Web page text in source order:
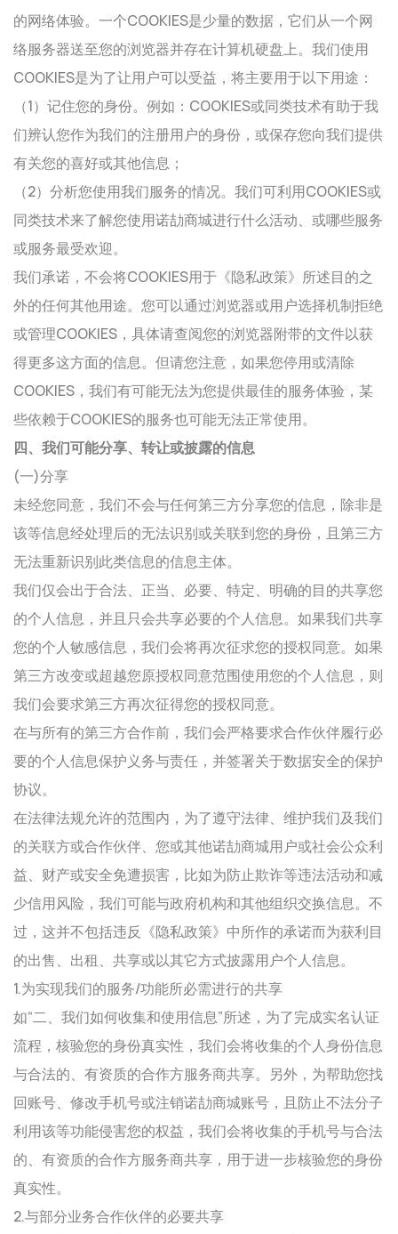
的网络体验。一个COOKIES是少量的数据，它们从一个网
络服务器送至您的浏览器并存在计算机硬盘上。我们使用
COOKIES是为了让用户可以受益，将主要用于以下用途：
（1）记住您的身份。例如：COOKIES或同类技术有助于我
们辨认您作为我们的注册用户的身份，或保存您向我们提供
有关您的喜好或其他信息；
（2）分析您使用我们服务的情况。我们可利用COOKIES或
同类技术来了解您使用诺劼商城进行什么活动、或哪些服务
或服务最受欢迎。
我们承诺，不会将COOKIES用于《隐私政策》所述目的之
外的任何其他用途。您可以通过浏览器或用户选择机制拒绝
或管理COOKIES，具体请查阅您的浏览器附带的文件以获
得更多这方面的信息。但请您注意，如果您停用或清除
COOKIES，我们有可能无法为您提供最佳的服务体验，某
些依赖于COOKIES的服务也可能无法正常使用。
四、我们可能分享、转让或披露的信息
(一)分享
未经您同意，我们不会与任何第三方分享您的信息，除非是
该等信息经处理后的无法识别或关联到您的身份，且第三方
无法重新识别此类信息的信息主体。
我们仅会出于合法、正当、必要、特定、明确的目的共享您
的个人信息，并且只会共享必要的个人信息。如果我们共享
您的个人敏感信息，我们会将再次征求您的授权同意。如果
第三方改变或超越您原授权同意范围使用您的个人信息，则
我们会要求第三方再次征得您的授权同意。
在与所有的第三方合作前，我们会严格要求合作伙伴履行必
要的个人信息保护义务与责任，并签署关于数据安全的保护
协议。
在法律法规允许的范围内，为了遵守法律、维护我们及我们
的关联方或合作伙伴、您或其他诺劼商城用户或社会公众利
益、财产或安全免遭损害，比如为防止欺诈等违法活动和减
少信用风险，我们可能与政府机构和其他组织交换信息。不
过，这并不包括违反《隐私政策》中所作的承诺而为获利目
的出售、出租、共享或以其它方式披露用户个人信息。
1.为实现我们的服务/功能所必需进行的共享
如“二、我们如何收集和使用信息”所述，为了完成实名认证
流程，核验您的身份真实性，我们会将收集的个人身份信息
与合法的、有资质的合作方服务商共享。另外，为帮助您找
回账号、修改手机号或注销诺劼商城账号，且防止不法分子
利用该等功能侵害您的权益，我们会将收集的手机号与合法
的、有资质的合作方服务商共享，用于进一步核验您的身份
真实性。
2.与部分业务合作伙伴的必要共享